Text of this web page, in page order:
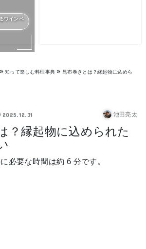
ワインペ
» 知って楽しむ料理事典 » 昆布巻きとは？縁起物に込めら
2025.12.31 池田亮太
？縁起物に込められた
必要な時間は約 6 分です。